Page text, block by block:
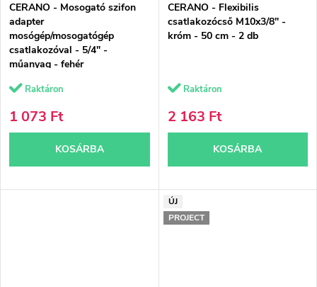
CERANO - Mosogató szifon
adapter
mosógép/mosogatógép
csatlakozóval - 5/4" -
műanyag - fehér
Raktáron
1 073 Ft
KOSÁRBA
CERANO - Flexibilis
csatlakozócső M10x3/8" -
króm - 50 cm - 2 db
Raktáron
2 163 Ft
KOSÁRBA
ÚJ
PROJECT